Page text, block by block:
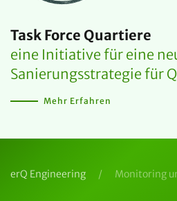
Task Force Quartiere
eine Initiative für eine
Sanierungsstrategie für
Mehr Erfahren
erQ Engineering Monitoring